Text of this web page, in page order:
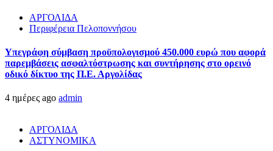
ΑΡΓΟΛΙΔΑ
Περιφέρεια Πελοποννήσου
Υπεγράφη σύμβαση προϋπολογισμού 450.000 ευρώ που αφορά
παρεμβάσεις ασφαλτόστρωσης και συντήρησης στο ορεινό
οδικό δίκτυο της Π.Ε. Αργολίδας
4 ημέρες ago admin
ΑΡΓΟΛΙΔΑ
ΑΣΤΥΝΟΜΙΚΑ